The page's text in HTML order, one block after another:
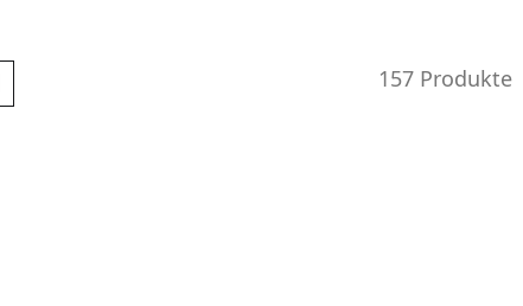
157 Produkte